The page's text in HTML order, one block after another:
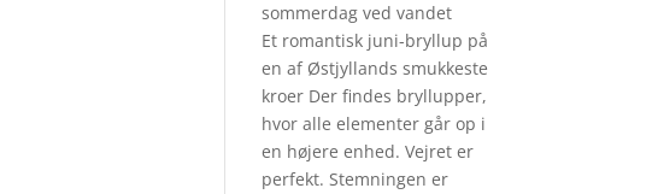
sommerdag ved vandet
Et romantisk juni-bryllup på
en af Østjyllands smukkeste
kroer Der findes bryllupper,
hvor alle elementer går op i
en højere enhed. Vejret er
perfekt. Stemningen er